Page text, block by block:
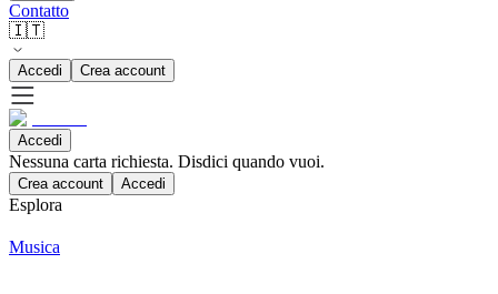
Contatto
🇮🇹
Accedi Crea account
Accedi
Nessuna carta richiesta. Disdici quando vuoi.
Crea account Accedi
Esplora
Musica